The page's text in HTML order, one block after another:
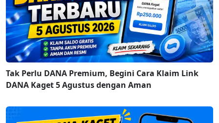
Tak Perlu DANA Premium, Begini Cara Klaim Link
DANA Kaget 5 Agustus dengan Aman